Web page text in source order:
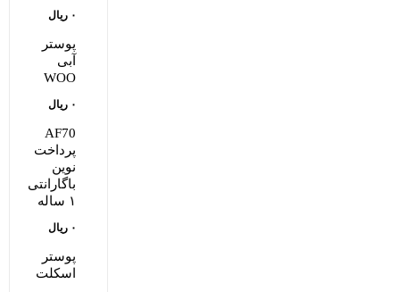
۰ ریال
پوستر
آبی
WOO
۰ ریال
AF70
پرداخت
نوین
باگارانتی
۱ ساله
۰ ریال
پوستر
اسکلت